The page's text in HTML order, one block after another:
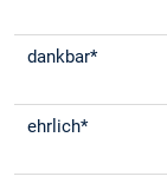
dankbar*
ehrlich*